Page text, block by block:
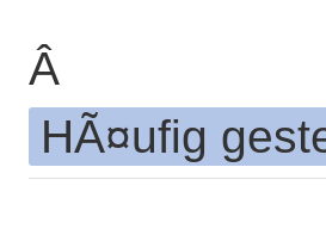
Â
HÃ¤ufig